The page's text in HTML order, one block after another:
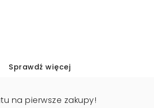
Sprawdź więcej
na pierwsze zakupy!